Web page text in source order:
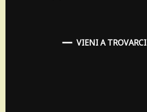
VIENI A TROVARCI